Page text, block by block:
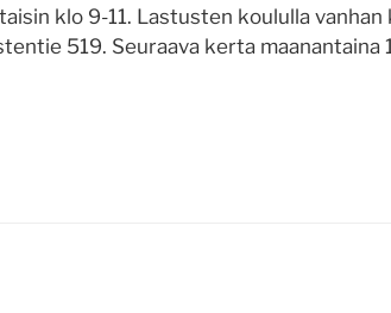
klo 9-11. Lastusten koululla vanhan
519. Seuraava kerta maanantaina